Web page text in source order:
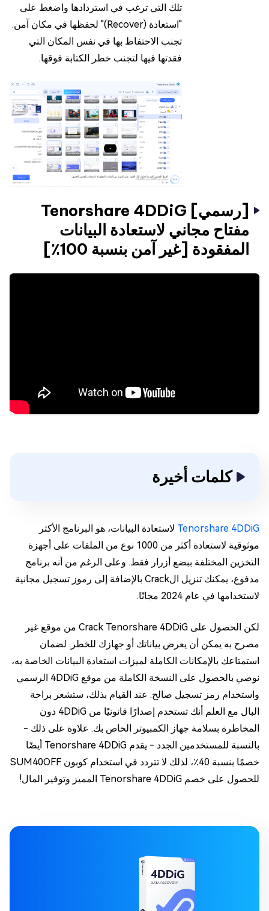
تلك التي ترغب في استردادها واضغط على
"استعادة (Recover)" لحفظها في مكان آمن.
تجنب الاحتفاظ بها في نفس المكان التي
فقدتها فيها لتجنب خطر الكتابة فوقها.
[رسمي] Tenorshare 4DDiG
مفتاح مجاني لاستعادة البيانات
المفقودة [غير آمن بنسبة 100٪]
كلمات أخيرة
Tenorshare 4DDiG لاستعادة البيانات، هو البرنامج الأكثر
موثوقية لاستعادة أكثر من 1000 نوع من الملفات على أجهزة
التخزين المختلفة ببضع أزرار فقط. وعلى الرغم من أنه برنامج
مدفوع، يمكنك تنزيل الCrack بالإضافة إلى رموز تسجيل مجانية
لاستخدامها في عام 2024 مجانًا.
لكن الحصول على Crack Tenorshare 4DDiG من موقع غير
مصرح به يمكن أن يعرض بياناتك أو جهازك للخطر. لضمان
استمتاعك بالإمكانات الكاملة لميزات استعادة البيانات الخاصة به،
نوصي بالحصول على النسخة الكاملة من موقع 4DDiG الرسمي
واستخدام رمز تسجيل صالح. عند القيام بذلك، ستشعر براحة
البال مع العلم أنك تستخدم إصدارًا قانونيًا من 4DDiG دون
المخاطرة بسلامة جهاز الكمبيوتر الخاص بك. علاوة على ذلك -
بالنسبة للمستخدمين الجدد - يقدم Tenorshare 4DDiG أيضًا
خصمًا بنسبة 40٪، لذلك لا تتردد في استخدام كوبون SUM40OFF
للحصول على خصم Tenorshare 4DDiG المميز وتوفير المال!